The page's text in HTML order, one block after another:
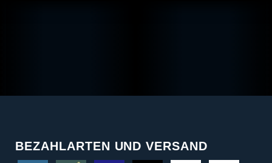
BEZAHLARTEN UND VERSAND